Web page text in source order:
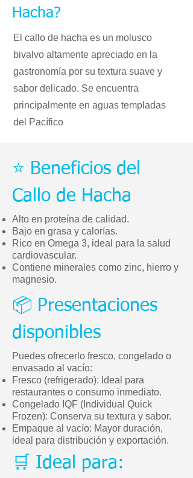
Hacha?
El callo de hacha es un molusco
bivalvo altamente apreciado en la
gastronomía por su textura suave y
sabor delicado. Se encuentra
principalmente en aguas templadas
del Pacífico
⭐ Beneficios del
Callo de Hacha
Alto en proteína de calidad.
Bajo en grasa y calorías.
Rico en Omega 3, ideal para la salud
cardiovascular.
Contiene minerales como zinc, hierro y
magnesio.
📦 Presentaciones
disponibles
Puedes ofrecerlo fresco, congelado o
envasado al vacío:
Fresco (refrigerado): Ideal para
restaurantes o consumo inmediato.
Congelado IQF (Individual Quick
Frozen): Conserva su textura y sabor.
Empaque al vacío: Mayor duración,
ideal para distribución y exportación.
🛒 Ideal para: